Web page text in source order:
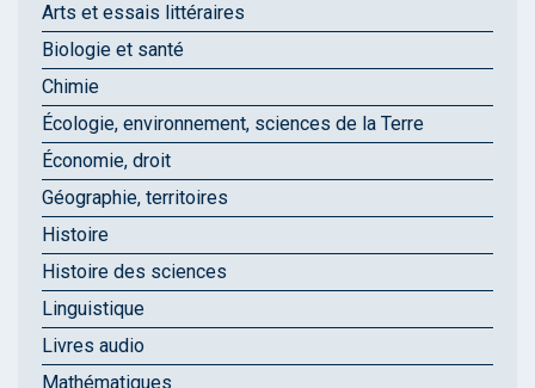
Arts et essais littéraires
Biologie et santé
Chimie
Écologie, environnement, sciences de la Terre
Économie, droit
Géographie, territoires
Histoire
Histoire des sciences
Linguistique
Livres audio
Mathématiques